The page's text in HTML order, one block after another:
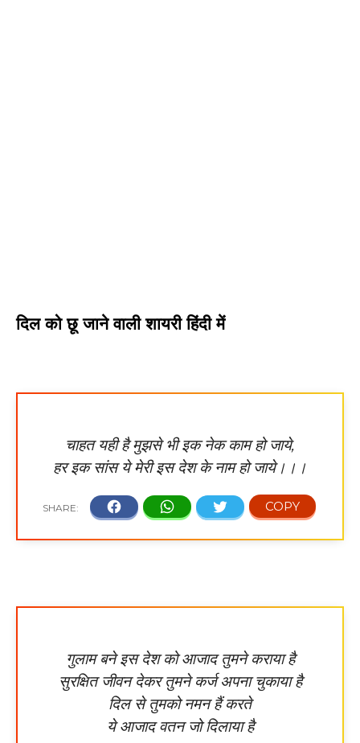
दिल को छू जाने वाली शायरी हिंदी में
चाहत यही है मुझसे भी इक नेक काम हो जाये,
हर इक सांस ये मेरी इस देश के नाम हो जाये।।।
गुलाम बने इस देश को आजाद तुमने कराया है
सुरक्षित जीवन देकर तुमने कर्ज अपना चुकाया है
दिल से तुमको नमन हैं करते
ये आजाद वतन जो दिलाया है